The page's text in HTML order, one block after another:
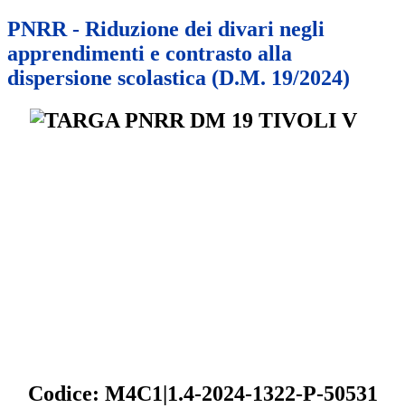
PNRR - Riduzione dei divari negli
apprendimenti e contrasto alla
dispersione scolastica (D.M. 19/2024)
Codice: M4C1|1.4-2024-1322-P-50531